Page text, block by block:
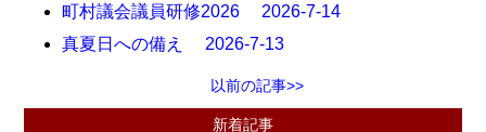
町村議会議員研修2026 2026-7-14
真夏日への備え 2026-7-13
以前の記事>>
新着記事